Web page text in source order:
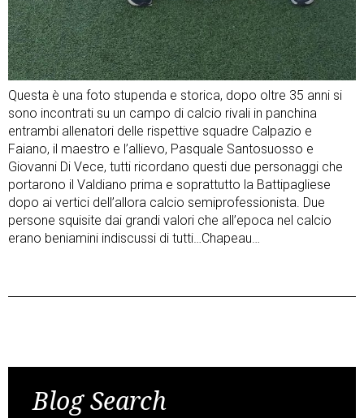
Questa è una foto stupenda e storica, dopo oltre 35 anni si
sono incontrati su un campo di calcio rivali in panchina
entrambi allenatori delle rispettive squadre Calpazio e
Faiano, il maestro e l’allievo, Pasquale Santosuosso e
Giovanni Di Vece, tutti ricordano questi due personaggi che
portarono il Valdiano prima e soprattutto la Battipagliese
dopo ai vertici dell’allora calcio semiprofessionista. Due
persone squisite dai grandi valori che all’epoca nel calcio
erano beniamini indiscussi di tutti…Chapeau…
navigation
Blog Search